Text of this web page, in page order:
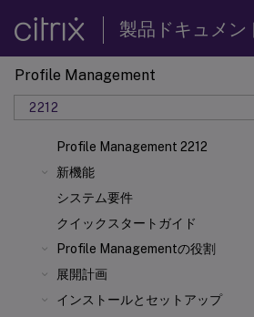
製品ドキュメン
Profile Management
2212
Profile Management 2212
新機能
システム要件
クイックスタートガイド
Profile Managementの役割
展開計画
インストールとセットアップ